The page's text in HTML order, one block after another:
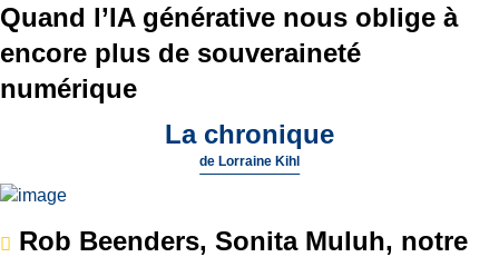
Quand l’IA générative nous oblige à
encore plus de souveraineté
numérique
La chronique
de Lorraine Kihl
Rob Beenders, Sonita Muluh, notre